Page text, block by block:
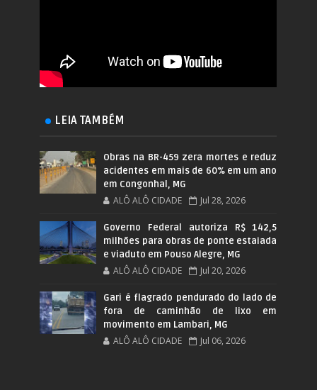
LEIA TAMBÉM
Obras na BR-459 zera mortes e reduz
acidentes em mais de 60% em um ano
em Congonhal, MG
ALÔ ALÔ CIDADE Jul 28, 2026
Governo Federal autoriza R$ 142,5
milhões para obras de ponte estaiada
e viaduto em Pouso Alegre, MG
ALÔ ALÔ CIDADE Jul 20, 2026
Gari é flagrado pendurado do lado de
fora de caminhão de lixo em
movimento em Lambari, MG
ALÔ ALÔ CIDADE Jul 06, 2026